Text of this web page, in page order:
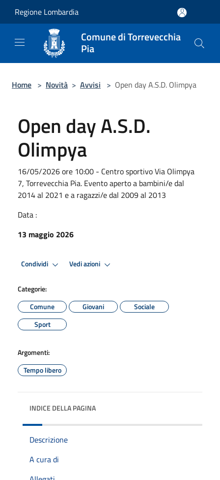
Regione Lombardia
Comune di Torrevecchia
Pia
Home > Novità > Avvisi > Open day A.S.D. Olimpya
Open day A.S.D.
Olimpya
16/05/2026 ore 10:00 - Centro sportivo Via Olimpya
7, Torrevecchia Pia. Evento aperto a bambini/e dal
2014 al 2021 e a ragazzi/e dal 2009 al 2013
Data :
13 maggio 2026
Condividi Vedi azioni
Categorie:
Comune
Giovani
Sociale
Sport
Argomenti:
Tempo libero
INDICE DELLA PAGINA
Descrizione
A cura di